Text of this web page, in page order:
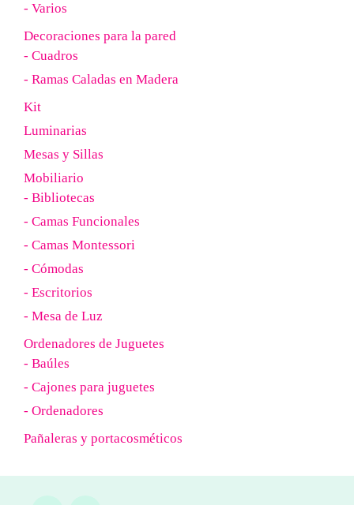
- Varios
Decoraciones para la pared
- Cuadros
- Ramas Caladas en Madera
Kit
Luminarias
Mesas y Sillas
Mobiliario
- Bibliotecas
- Camas Funcionales
- Camas Montessori
- Cómodas
- Escritorios
- Mesa de Luz
Ordenadores de Juguetes
- Baúles
- Cajones para juguetes
- Ordenadores
Pañaleras y portacosméticos